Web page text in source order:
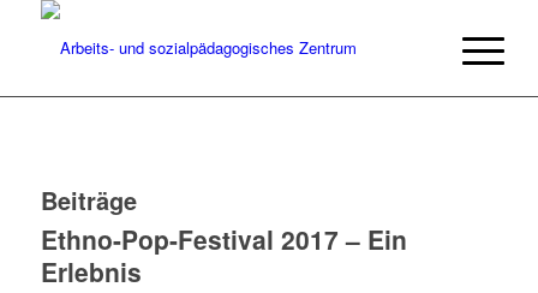
Beiträge
Ethno-Pop-Festival 2017 – Ein
Erlebnis